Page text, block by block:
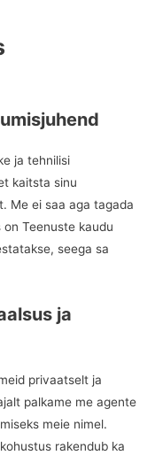
ja tehnilisi
kaitsta sinu
Me ei saa aga tagada
Teenuste kaudu
seega sa
ja
privaatselt ja
palkame me agente
meie nimel.
rakendub ka